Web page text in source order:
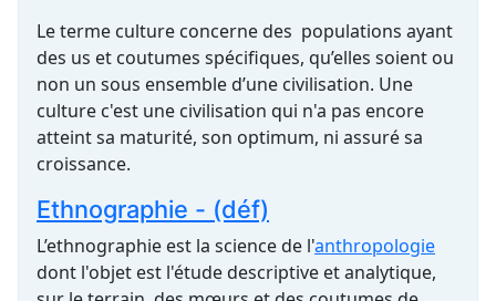
Le terme culture concerne des populations ayant
des us et coutumes spécifiques, qu’elles soient ou
non un sous ensemble d’une civilisation. Une
culture c'est une civilisation qui n'a pas encore
atteint sa maturité, son optimum, ni assuré sa
croissance.
Ethnographie - (déf)
L’ethnographie est la science de l'anthropologie
dont l'objet est l'étude descriptive et analytique,